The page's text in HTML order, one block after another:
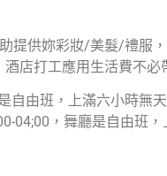
提供妳彩妝/美髮/禮服
店打工應用生活費不必
自由班，上滿六小時無
04;00，舞廳是自由班